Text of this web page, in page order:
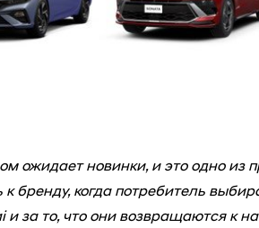
ожидает новинки, и это одно
когда потребитель
за то, что они возвращаются к